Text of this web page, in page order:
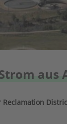
aus
Reclamation